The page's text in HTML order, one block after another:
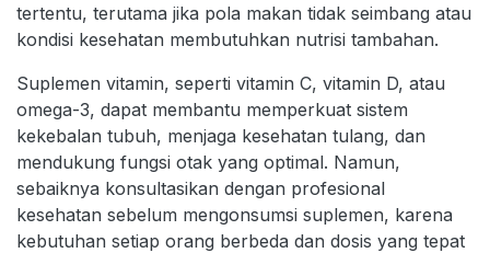
tertentu, terutama jika pola makan tidak seimbang atau
kondisi kesehatan membutuhkan nutrisi tambahan.
Suplemen vitamin, seperti vitamin C, vitamin D, atau
omega-3, dapat membantu memperkuat sistem
kekebalan tubuh, menjaga kesehatan tulang, dan
mendukung fungsi otak yang optimal. Namun,
sebaiknya konsultasikan dengan profesional
kesehatan sebelum mengonsumsi suplemen, karena
kebutuhan setiap orang berbeda dan dosis yang tepat